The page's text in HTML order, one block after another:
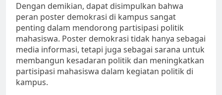
Dengan demikian, dapat disimpulkan bahwa
peran poster demokrasi di kampus sangat
penting dalam mendorong partisipasi politik
mahasiswa. Poster demokrasi tidak hanya sebagai
media informasi, tetapi juga sebagai sarana untuk
membangun kesadaran politik dan meningkatkan
partisipasi mahasiswa dalam kegiatan politik di
kampus.